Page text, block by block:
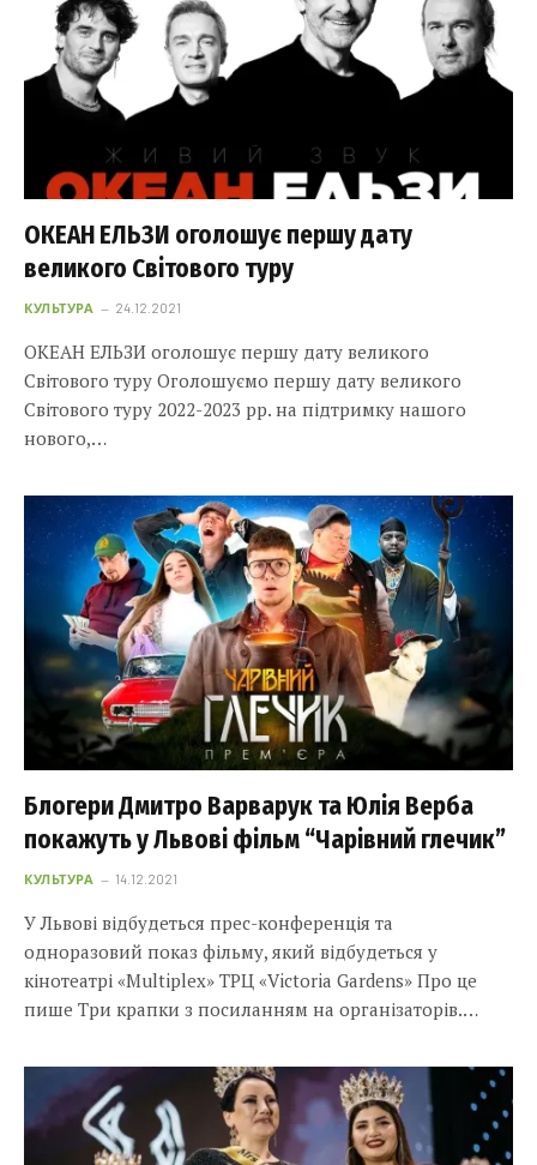
ОКЕАН ЕЛЬЗИ оголошує першу дату
великого Світового туру
КУЛЬТУРА 24.12.2021
ОКЕАН ЕЛЬЗИ оголошує першу дату великого
Світового туру Оголошуємо першу дату великого
Світового туру 2022-2023 рр. на підтримку нашого
нового,…
Блогери Дмитро Варварук та Юлія Верба
покажуть у Львові фільм “Чарівний глечик”
КУЛЬТУРА 14.12.2021
У Львові відбудеться прес-конференція та
одноразовий показ фільму, який відбудеться у
кінотеатрі «Multiplex» ТРЦ «Victoria Gardens» Про це
пише Три крапки з посиланням на організаторів.…